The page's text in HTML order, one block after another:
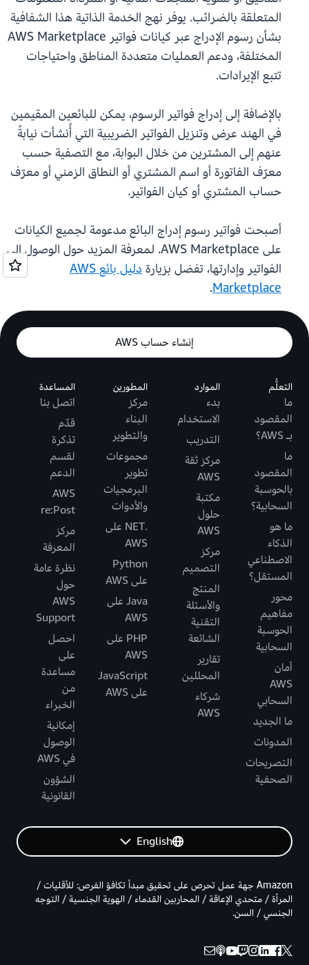
المتعلقة بالضرائب. يوفر نهج الخدمة الذاتية هذا الشفافية
بشأن رسوم الإدراج عبر كيانات فواتير AWS Marketplace
المختلفة، ودعم العمليات متعددة المناطق واحتياجات
تتبع الإيرادات.
بالإضافة إلى إدراج فواتير الرسوم، يمكن للبائعين المقيمين
في الهند عرض وتنزيل الفواتير الضريبية التي أُنشأت نيابةً
عنهم إلى المشترين من خلال البوابة، مع التصفية حسب
معرّف الفاتورة أو اسم المشتري أو النطاق الزمني أو معرّف
حساب المشتري أو كيان الفواتير.
أصبحت فواتير رسوم إدراج البائع مدعومة لجميع الكيانات
على AWS Marketplace. لمعرفة المزيد حول الوصول إلى
الفواتير وإدارتها، تفضل بزيارة
دليل بائع AWS
Marketplace
.
إنشاء حساب AWS
التعلُّم
ما
المقصود
بـ AWS؟
ما
المقصود
بالحوسبة
السحابية؟
ما هو
الذكاء
الاصطناعي
المستقل؟
محور
مفاهيم
الحوسبة
السحابية
أمان
AWS
السحابي
ما الجديد
المدونات
التصريحات
الصحفية
الموارد
بدء
الاستخدام
التدريب
مركز ثقة
AWS
مكتبة
حلول
AWS
مركز
التصميم
المنتج
والأسئلة
التقنية
الشائعة
تقارير
المحللين
شركاء
AWS
المطورين
مركز
البناء
والتطوير
مجموعات
تطوير
البرمجيات
والأدوات
.NET على
AWS
Python
على AWS
Java على
AWS
PHP على
AWS
JavaScript
على AWS
المساعدة
اتصل بنا
قدّم
تذكرة
لقسم
الدعم
AWS
re:Post
مركز
المعرفة
نظرة عامة
حول
AWS
Support
احصل
على
مساعدة
من
الخبراء
إمكانية
الوصول
في AWS
الشؤون
القانونية
English
Amazon جهة عمل تحرص على تحقيق مبدأ تكافؤ الفرص: للأقليات /
المرأة / متحدي الإعاقة / المحاربين القدماء / الهوية الجنسية / التوجه
الجنسي / السن.